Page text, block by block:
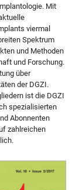
Mit
viermal
Spektrum
und Methoden
und Forschung.
über
der DGZI.
ist die DGZI
spezialisierten
Abonnenten
zahlreichen